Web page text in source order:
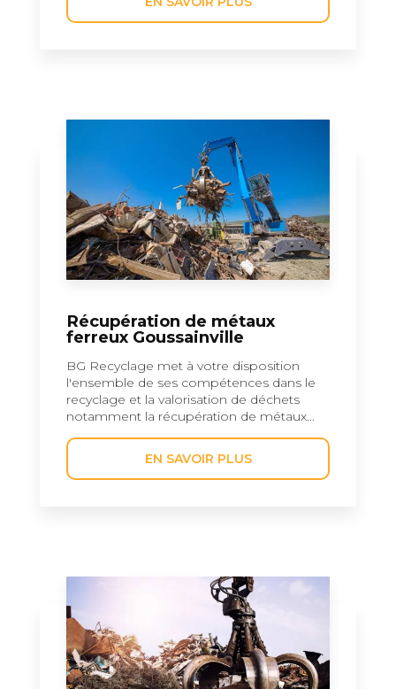
Récupération de métaux
ferreux Goussainville
BG Recyclage met à votre disposition
l'ensemble de ses compétences dans le
recyclage et la valorisation de déchets
notamment la récupération de métaux...
EN SAVOIR PLUS